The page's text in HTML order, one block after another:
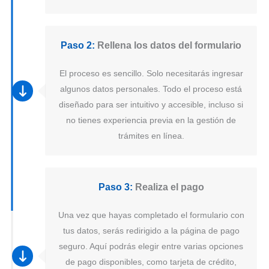
Paso 2: Rellena los datos del formulario
El proceso es sencillo. Solo necesitarás ingresar
algunos datos personales. Todo el proceso está
diseñado para ser intuitivo y accesible, incluso si
no tienes experiencia previa en la gestión de
trámites en línea.
Paso 3: Realiza el pago
Una vez que hayas completado el formulario con
tus datos, serás redirigido a la página de pago
seguro. Aquí podrás elegir entre varias opciones
de pago disponibles, como tarjeta de crédito,